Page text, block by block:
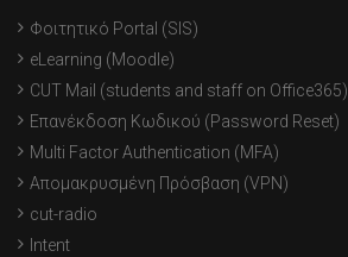
Φοιτητικό Portal (SIS)
eLearning (Moodle)
CUT Mail (students and staff on Office365)
Επανέκδοση Κωδικού (Password Reset)
Multi Factor Authentication (MFA)
Απομακρυσμένη Πρόσβαση (VPN)
cut-radio
Intent